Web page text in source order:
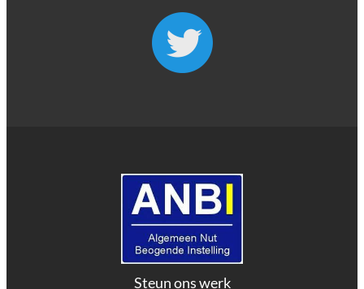
Steun ons werk